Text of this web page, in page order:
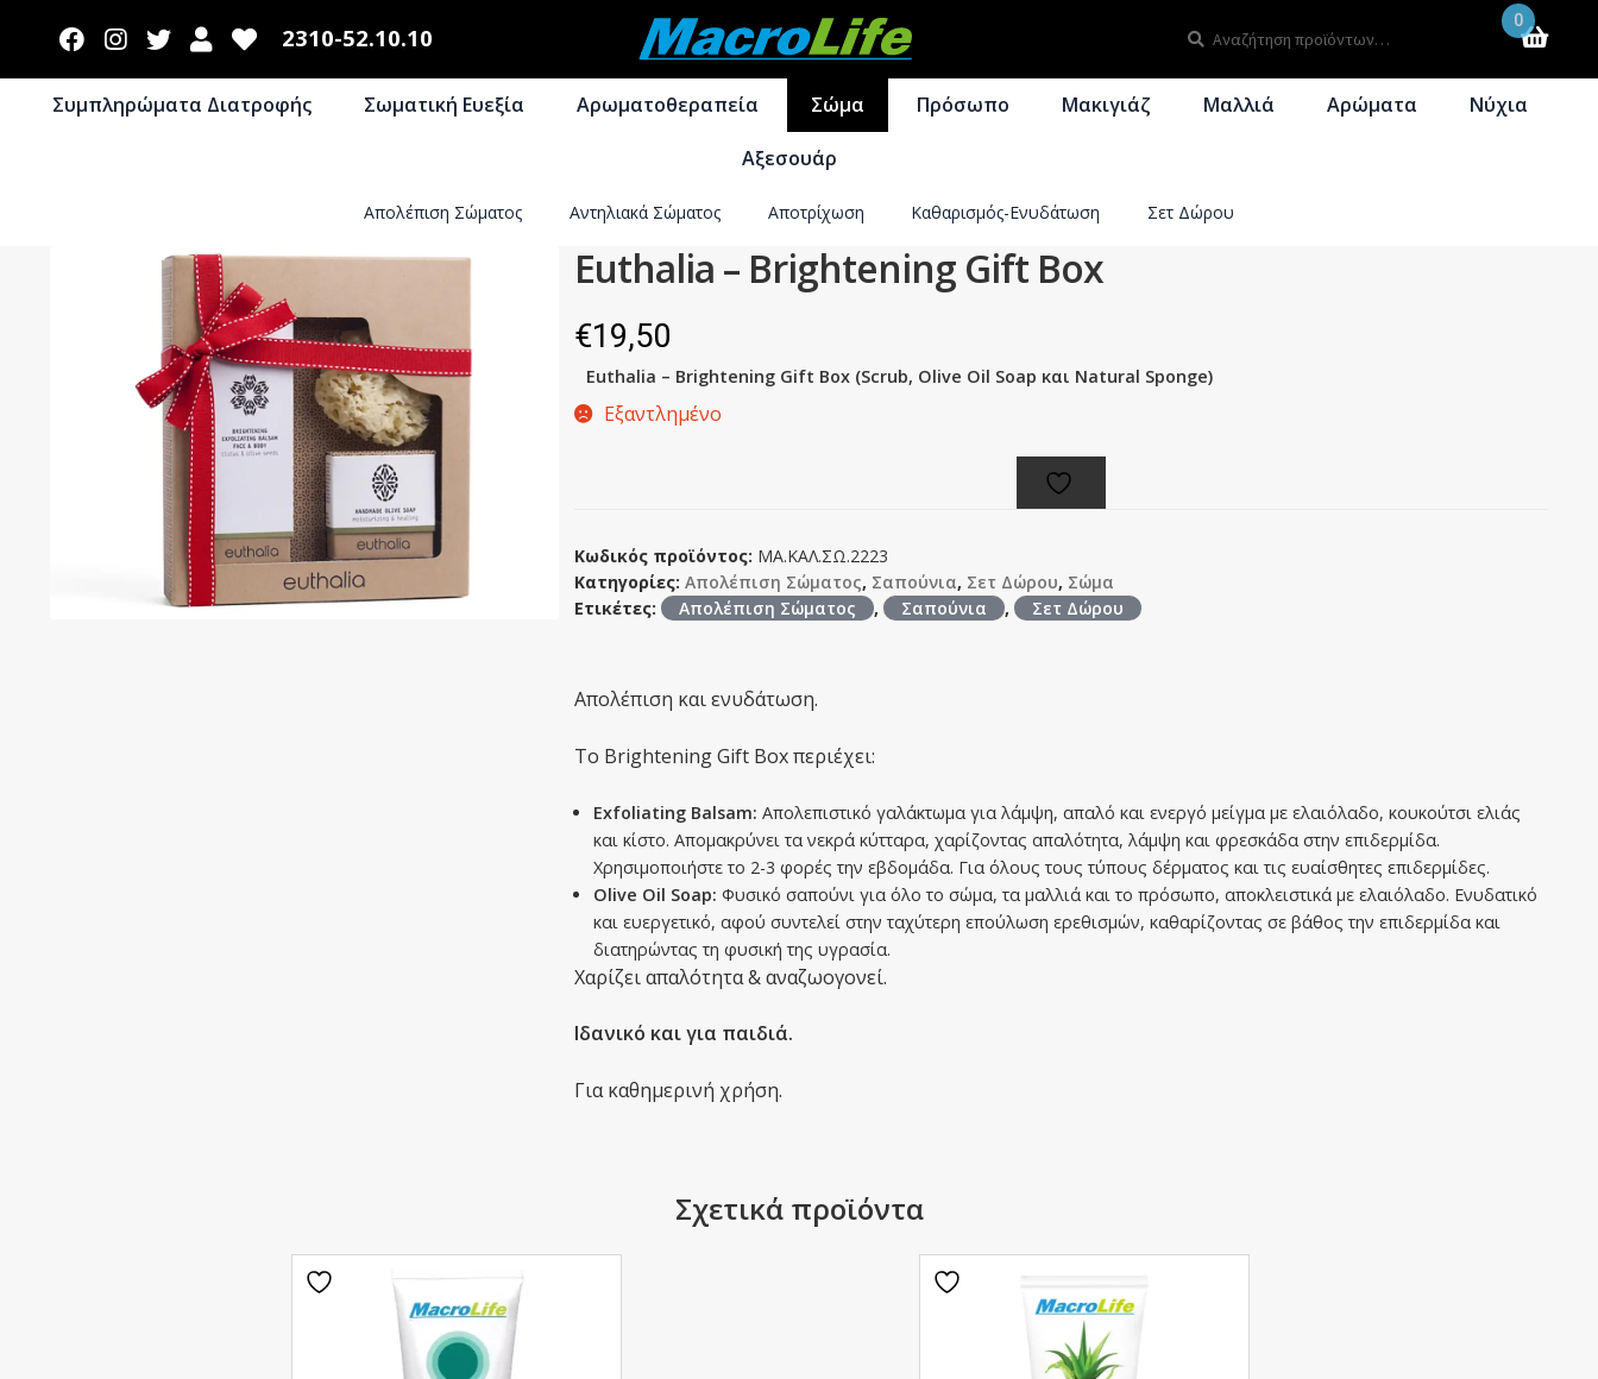
Απευθείας
στην
πλοήγηση
Μετάβαση
περιεχόμενο
2310-52.10.10
για:
0
Συμπληρώματα Διατροφής Σωματική Ευεξία Αρωματοθεραπεία Σώμα
Απολέπιση Σώματος Αντηλιακά Σώματος Αποτρίχωση Καθαρισμός-Ενυδάτωση Σετ Δώρου
Πρόσωπο Μακιγιάζ Μαλλιά Αρώματα Νύχια
Αξεσουάρ
Euthalia – Brightening Gift Box
€19,50
Euthalia – Brightening Gift Box (Scrub, Olive Oil Soap και Natural Sponge)
Εξαντλημένο
Κωδικός προϊόντος: ΜΑ.ΚΑΛ.ΣΩ.2223
Κατηγορίες: Απολέπιση Σώματος, Σαπούνια, Σετ Δώρου, Σώμα
Ετικέτες:
Απολέπιση Σώματος , Σαπούνια , Σετ Δώρου
Απολέπιση και ενυδάτωση.
Το Brightening Gift Box περιέχει:
Exfoliating Balsam: Απολεπιστικό γαλάκτωμα για λάμψη, απαλό και ενεργό μείγμα με ελαιόλαδο, κουκούτσι ελιάς
και κίστο. Απομακρύνει τα νεκρά κύτταρα, χαρίζοντας απαλότητα, λάμψη και φρεσκάδα στην επιδερμίδα.
Χρησιμοποιήστε το 2-3 φορές την εβδομάδα. Για όλους τους τύπους δέρματος και τις ευαίσθητες επιδερμίδες.
Olive Oil Soap: Φυσικό σαπούνι για όλο το σώμα, τα μαλλιά και το πρόσωπο, αποκλειστικά με ελαιόλαδο. Ενυδατικό
και ευεργετικό, αφού συντελεί στην ταχύτερη επούλωση ερεθισμών, καθαρίζοντας σε βάθος την επιδερμίδα και
διατηρώντας τη φυσική της υγρασία.
Χαρίζει απαλότητα & αναζωογονεί.
Ιδανικό και για παιδιά.
Για καθημερινή χρήση.
Σχετικά προϊόντα